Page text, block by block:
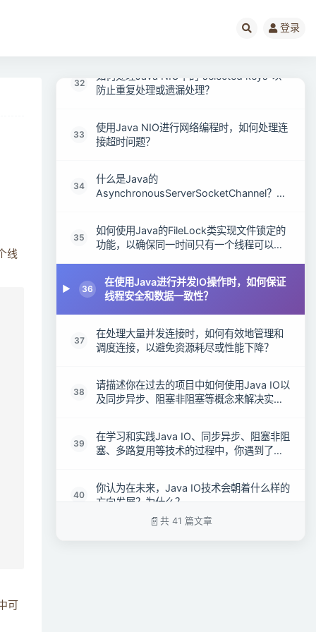
登录
线
可
Java的MappedByteBuffer类是如何利用内
32
如何处理Java NIO中的“selected keys”以
防止重复处理或遗漏处理？
33
使用Java NIO进行网络编程时，如何处理连
接超时问题？
34
什么是Java的
AsynchronousServerSocketChannel？与
35
如何使用Java的FileLock类实现文件锁定的
功能，以确保同一时间只有一个线程可以访
36
在使用Java进行并发IO操作时，如何保证
线程安全和数据一致性？
37
在处理大量并发连接时，如何有效地管理和
调度连接，以避免资源耗尽或性能下降？
38
请描述你在过去的项目中如何使用Java IO以
及同步异步、阻塞非阻塞等概念来解决实际
39
在学习和实践Java IO、同步异步、阻塞非阻
塞、多路复用等技术的过程中，你遇到了哪
40
你认为在未来，Java IO技术会朝着什么样的
方向发展？为什么？
共 41 篇文章